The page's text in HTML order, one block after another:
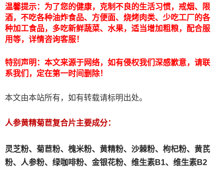
温馨提示：为了您的健康，克制不良的生活习惯，戒烟、限
酒，不吃各种油炸食品、方便面、烧烤肉类、少吃工厂的各
种加工食品，多吃新鲜蔬菜、水果，适当增加粗粮，配合服
用等，详情咨询客服！
特别声明：本文来源于网络，如有侵权我们深感歉意，请联
系我们，定在第一时间删除！
本文由本站所有，如有转载请标明出处。
人参黄精菊苣复合片主要成分：
灵芝粉、 菊苣粉、 槐米粉、 黄精粉、沙棘粉、枸杞粉、黄芪
粉、人参粉、绿咖啡粉、金银花粉、维生素B1、维生素B2